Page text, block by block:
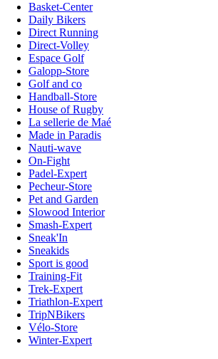
Basket-Center
Daily Bikers
Direct Running
Direct-Volley
Espace Golf
Galopp-Store
Golf and co
Handball-Store
House of Rugby
La sellerie de Maé
Made in Paradis
Nauti-wave
On-Fight
Padel-Expert
Pecheur-Store
Pet and Garden
Slowood Interior
Smash-Expert
Sneak'In
Sneakids
Sport is good
Training-Fit
Trek-Expert
Triathlon-Expert
TripNBikers
Vélo-Store
Winter-Expert